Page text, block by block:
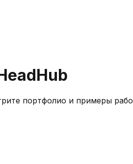
портфолио и примеры